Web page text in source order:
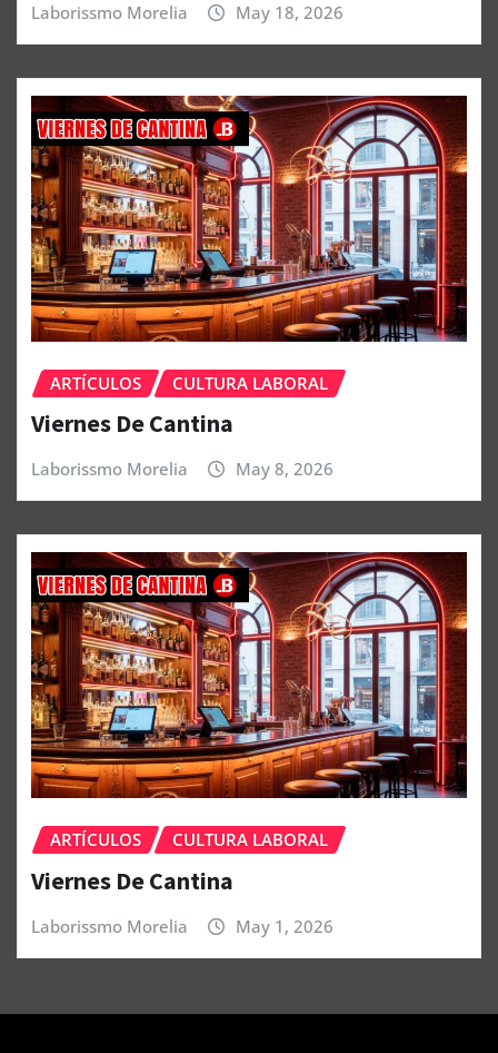
Laborissmo Morelia May 18, 2026
ARTÍCULOS CULTURA LABORAL
Viernes De Cantina
Laborissmo Morelia May 8, 2026
ARTÍCULOS CULTURA LABORAL
Viernes De Cantina
Laborissmo Morelia May 1, 2026